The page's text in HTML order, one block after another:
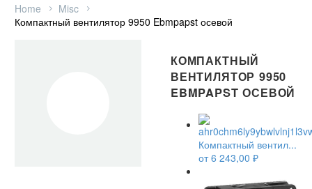
Home
Misc
Компактный вентилятор 9950 Ebmpapst осевой
КОМПАКТНЫЙ
ВЕНТИЛЯТОР 9950
EBMPAPST ОСЕВОЙ
Компактный вентил...
от6 243,00 ₽